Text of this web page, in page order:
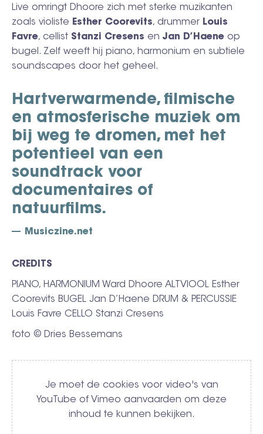
Live omringt Dhoore zich met sterke muzikanten
zoals violiste Esther Coorevits, drummer Louis
Favre, cellist Stanzi Cresens en Jan D’Haene op
bugel. Zelf weeft hij piano, harmonium en subtiele
soundscapes door het geheel.
Hartverwarmende, filmische
en atmosferische muziek om
bij weg te dromen, met het
potentieel van een
soundtrack voor
documentaires of
natuurfilms.
Musiczine.net
CREDITS
PIANO, HARMONIUM Ward Dhoore ALTVIOOL Esther
Coorevits BUGEL Jan D’Haene DRUM & PERCUSSIE
Louis Favre CELLO Stanzi Cresens
foto © Dries Bessemans
Video
Je moet de cookies voor video's van
YouTube of Vimeo aanvaarden om deze
inhoud te kunnen bekijken.